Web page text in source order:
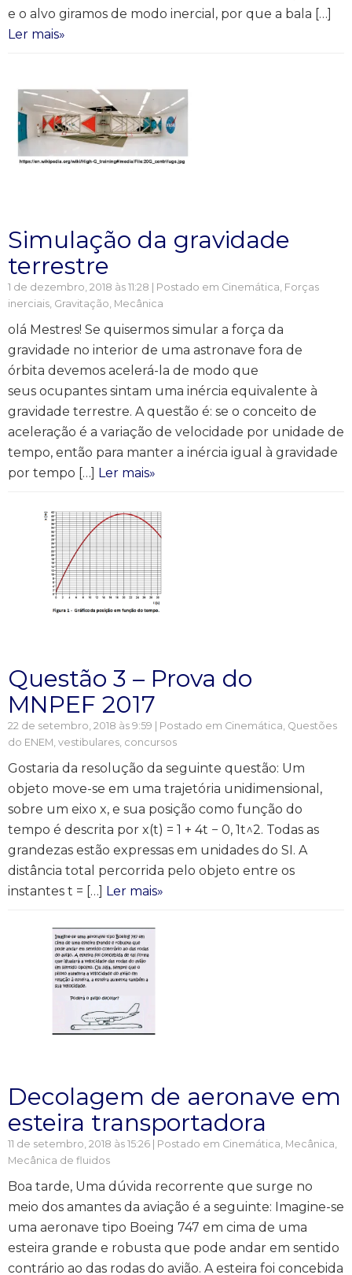
e o alvo giramos de modo inercial, por que a bala […]
Ler mais»
Simulação da gravidade
terrestre
1 de dezembro, 2018 às 11:28 | Postado em Cinemática, Forças
inerciais, Gravitação, Mecânica
olá Mestres! Se quisermos simular a força da
gravidade no interior de uma astronave fora de
órbita devemos acelerá-la de modo que
seus ocupantes sintam uma inércia equivalente à
gravidade terrestre. A questão é: se o conceito de
aceleração é a variação de velocidade por unidade de
tempo, então para manter a inércia igual à gravidade
por tempo […] Ler mais»
Questão 3 – Prova do
MNPEF 2017
22 de setembro, 2018 às 9:59 | Postado em Cinemática, Questões
do ENEM, vestibulares, concursos
Gostaria da resolução da seguinte questão: Um
objeto move-se em uma trajetória unidimensional,
sobre um eixo x, e sua posição como função do
tempo é descrita por x(t) = 1 + 4t − 0, 1t^2. Todas as
grandezas estão expressas em unidades do SI. A
distância total percorrida pelo objeto entre os
instantes t = […] Ler mais»
Decolagem de aeronave em
esteira transportadora
11 de setembro, 2018 às 15:26 | Postado em Cinemática, Mecânica,
Mecânica de fluidos
Boa tarde, Uma dúvida recorrente que surge no
meio dos amantes da aviação é a seguinte: Imagine-se
uma aeronave tipo Boeing 747 em cima de uma
esteira grande e robusta que pode andar em sentido
contrário ao das rodas do avião. A esteira foi concebida